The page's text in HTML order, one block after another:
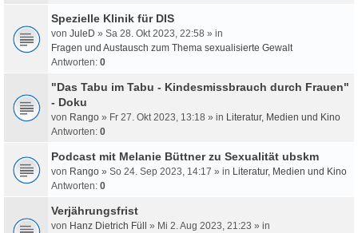
Spezielle Klinik für DIS
von JuleD » Sa 28. Okt 2023, 22:58 » in
Fragen und Austausch zum Thema sexualisierte Gewalt
Antworten: 0
"Das Tabu im Tabu - Kindesmissbrauch durch Frauen"
- Doku
von Rango » Fr 27. Okt 2023, 13:18 » in Literatur, Medien und Kino
Antworten: 0
Podcast mit Melanie Büttner zu Sexualität ubskm
von Rango » So 24. Sep 2023, 14:17 » in Literatur, Medien und Kino
Antworten: 0
Verjährungsfrist
von Hanz Dietrich Füll » Mi 2. Aug 2023, 21:23 » in